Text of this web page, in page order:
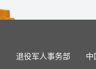
退役军人事务部 中